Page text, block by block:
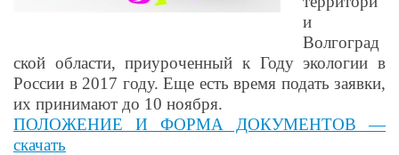
и
Волгоград
ской области, приуроченный к Году экологии в
России в 2017 году. Еще есть время подать заявки,
их принимают до 10 ноября.
ПОЛОЖЕНИЕ И ФОРМА ДОКУМЕНТОВ —
скачать